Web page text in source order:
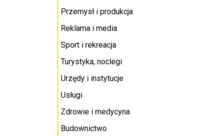
Przemysł i produkcja
Reklama i media
Sport i rekreacja
Turystyka, noclegi
Urzędy i instytucje
Usługi
Zdrowie i medycyna
Budownictwo